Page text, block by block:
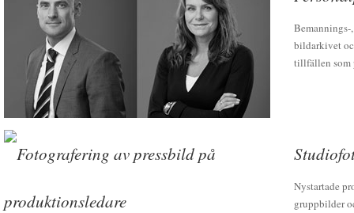
bildarkivet
tillfällen som
Nystartade
gruppbilder